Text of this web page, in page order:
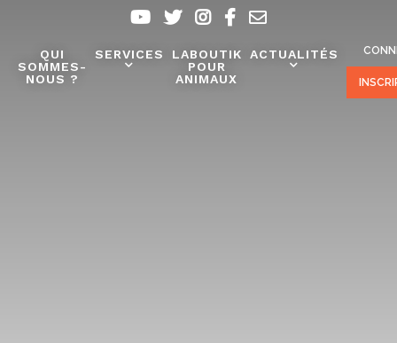
QUI
SOMMES-
NOUS ?
SERVICES
LABOUTIK
POUR
ANIMAUX
ACTUALITÉS